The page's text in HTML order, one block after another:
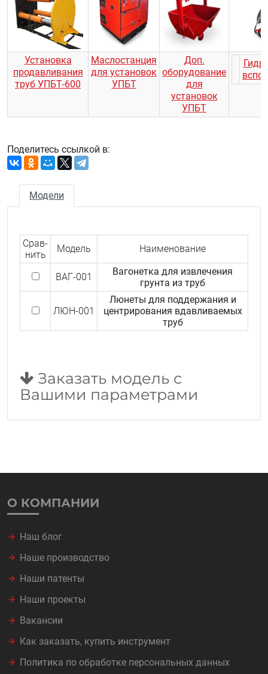
Установка
продавливания
труб УПБТ-600
Маслостанция
для установок
УПБТ
Доп.
оборудование
для
установок
УПБТ
Поделитесь ссылкой в:
Модели
Срав­
нить
Модель Наименование
ВАГ-001
Вагонетка для извлечения
грунта из труб
ЛЮН-001
Люнеты для поддержания и
центрирования вдавливаемых
труб
Заказать модель с
Вашими параметрами
О КОМПАНИИ
Наш блог
Наше производство
Наши патенты
Наши проекты
Вакансии
Как заказать, купить инструмент
Политика по обработке персональных данных